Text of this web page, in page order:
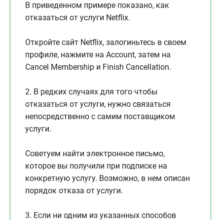
В приведенном примере показано, как
отказаться от услуги Netflix.
Откройте сайт Netflix, залогиньтесь в своем
профиле, нажмите на Account, затем на
Cancel Membership и Finish Cancellation.
2. В редких случаях для того чтобы
отказаться от услуги, нужно связаться
непосредственно с самим поставщиком
услуги.
Советуем найти электронное письмо,
которое вы получили при подписке на
конкретную услугу. Возможно, в нем описан
порядок отказа от услуги.
3. Если ни одним из указанных способов